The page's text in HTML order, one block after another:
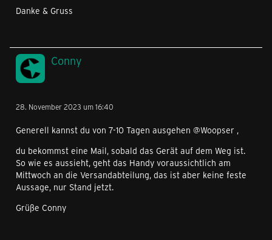
Danke & Gruss
Conny
28. November 2023 um 16:40
Generell kannst du von 7-10 Tagen ausgehen @Woopser ,
du bekommst eine Mail, sobald das Gerät auf dem Weg ist.
So wie es aussieht, geht das Handy voraussichtlich am
Mittwoch an die Versandabteilung, das ist aber keine feste
Aussage, nur Stand jetzt.
Grüße Conny